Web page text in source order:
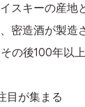
キーの産地
造酒が製造
の後100年以
目が集まる